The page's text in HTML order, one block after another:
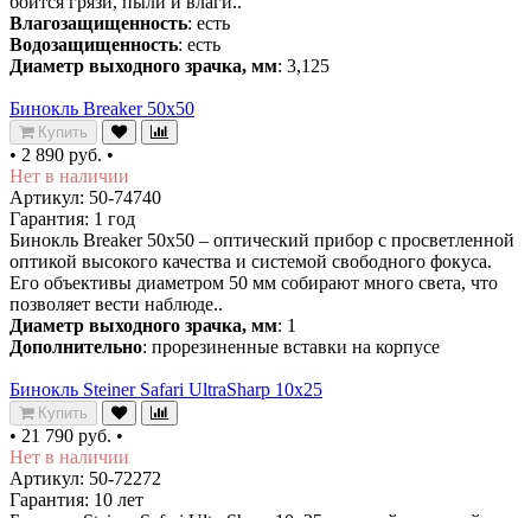
Влагозащищенность: есть
Водозащищенность: есть
Диаметр выходного зрачка, мм: 3,125
Бинокль Breaker 50x50
Купить
• 2 890 руб. •
Нет в наличии
Артикул: 50-74740
Гарантия: 1 год
Бинокль Breaker 50x50 – оптический прибор с просветленной
оптикой высокого качества и системой свободного фокуса.
Его объективы диаметром 50 мм собирают много света, что
позволяет вести наблюде..
Диаметр выходного зрачка, мм: 1
Дополнительно: прорезиненные вставки на корпусе
Бинокль Steiner Safari UltraSharp 10x25
Купить
• 21 790 руб. •
Нет в наличии
Артикул: 50-72272
Гарантия: 10 лет